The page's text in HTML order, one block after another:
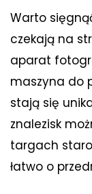
Warto
czekają na
aparat
maszyna do
stają się
znalezisk
targach
łatwo o